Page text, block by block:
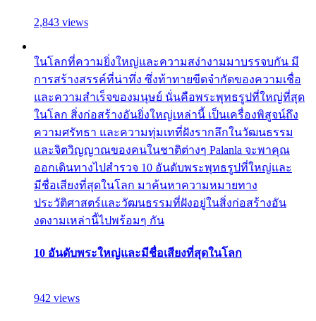
2,843 views
ในโลกที่ความยิ่งใหญ่และความสง่างามมาบรรจบกัน มี
การสร้างสรรค์ที่น่าทึ่ง ซึ่งท้าทายขีดจำกัดของความเชื่อ
และความสำเร็จของมนุษย์ นั่นคือพระพุทธรูปที่ใหญ่ที่สุด
ในโลก สิ่งก่อสร้างอันยิ่งใหญ่เหล่านี้ เป็นเครื่องพิสูจน์ถึง
ความศรัทธา และความทุ่มเทที่ฝังรากลึกในวัฒนธรรม
และจิตวิญญาณของคนในชาติต่างๆ Palanla จะพาคุณ
ออกเดินทางไปสำรวจ 10 อันดับพระพุทธรูปที่ใหญ่และ
มีชื่อเสียงที่สุดในโลก มาค้นหาความหมายทาง
ประวัติศาสตร์และวัฒนธรรมที่ฝังอยู่ในสิ่งก่อสร้างอัน
งดงามเหล่านี้ไปพร้อมๆ กัน
10 อันดับพระใหญ่และมีชื่อเสียงที่สุดในโลก
942 views